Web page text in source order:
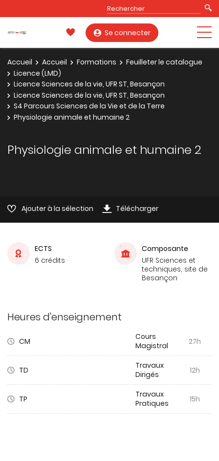
Se connecter
Accueil Accueil Formations
Feuilleter le catalogue
Licence (LMD)
Licence Sciences de la vie, UFR ST, Besançon
Licence Sciences de la vie, UFR ST, Besançon
S4 Parcours Sciences de la Vie et de la Terre
Physiologie animale et humaine 2
Physiologie animale et humaine 2
Ajouter à la sélection Télécharger
ECTS
6 crédits
Composante
UFR Sciences et
techniques, site de
Besançon
Heures d'enseignement
CM
Cours
Magistral
27h
TD
Travaux
Dirigés
12h
TP
Travaux
Pratiques
15h